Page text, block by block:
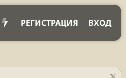
ПРОЧЕЕ ВХОД
РЕГИСТРАЦИЯ